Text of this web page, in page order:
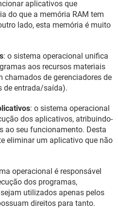
aplicativos que
do que a memória RAM tem
lado, esta memória é muito
: o sistema operacional unifica
aos recursos materiais
chamados de gerenciadores de
de entrada/saída).
: o sistema operacional
dos aplicativos, atribuindo-
ao seu funcionamento. Desta
eliminar um aplicativo que não
operacional é responsável
dos programas,
utilizados apenas pelos
direitos para tanto.